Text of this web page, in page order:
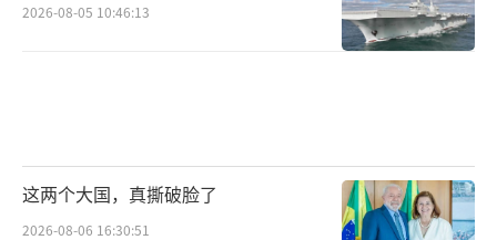
2026-08-05 10:46:13
这两个大国，真撕破脸了
2026-08-06 16:30:51